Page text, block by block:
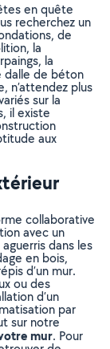
en quête
recherchez un
de
la
la
dalle de béton
n’attendez plus
sur la
il existe
aux
collaborative
avec un
dans les
en bois,
d’un mur.
ou des
d’un
par
sur notre
mur. Pour